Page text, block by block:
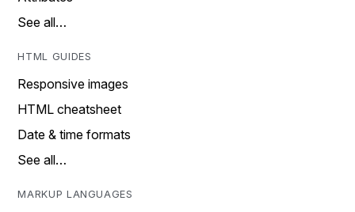
See all…
HTML GUIDES
Responsive images
HTML cheatsheet
Date & time formats
See all…
MARKUP LANGUAGES